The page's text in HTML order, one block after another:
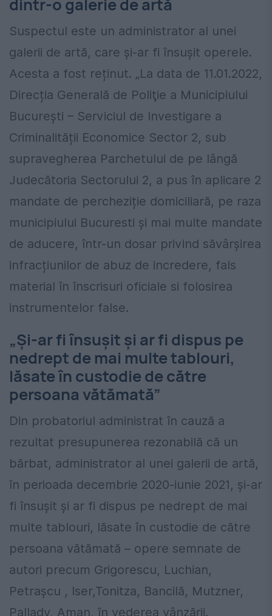
dintr-o galerie de artă
Suspectul este un administrator al unei
galerii de artă, care și-ar fi însușit operele.
Acesta a fost reținut. „La data de 11.01.2022,
Direcția Generală de Poliţie a Municipiului
București – Serviciul de Investigare a
Criminalității Economice Sector 2, sub
supravegherea Parchetului de pe lângă
Judecătoria Sectorului 2, a pus în aplicare 2
mandate de percheziție domiciliară, pe raza
municipiului Bucuresti și mai multe mandate
de aducere, într-un dosar privind săvârşirea
infracțiunilor de abuz de incredere, fals
material în înscrisuri oficiale si folosirea
instrumentelor false.
„Și-ar fi însușit și ar fi dispus pe
nedrept de mai multe tablouri,
lăsate în custodie de către
persoana vătămată”
Din probatoriul administrat în cauză a
rezultat presupunerea rezonabilă că un
bărbat, administrator al unei galerii de artă,
în perioada decembrie 2020-iunie 2021, și-ar
fi însușit și ar fi dispus pe nedrept de mai
multe tablouri, lăsate în custodie de către
persoana vătămată – opere semnate de
autori precum Grigorescu, Luchian,
Petrașcu , Iser,Tonitza, Bancilă, Mutzner,
Pallady, Aman, în vederea vânzării.